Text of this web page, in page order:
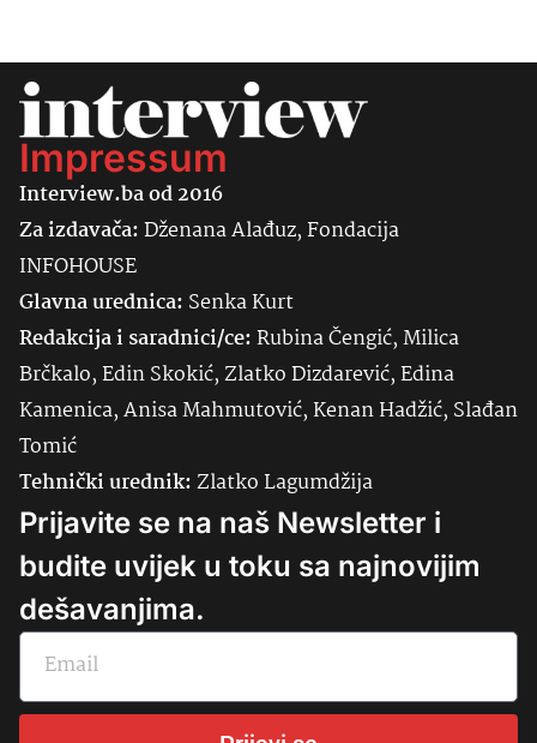
Impressum
Interview.ba od 2016
Za izdavača:Dženana Alađuz, Fondacija
INFOHOUSE
Glavna urednica: SenkaKurt
Redakcija i saradnici/ce:Rubina Čengić, Milica
Brčkalo, Edin Skokić, Zlatko Dizdarević, Edina
Kamenica, Anisa Mahmutović, Kenan Hadžić, Slađan
Tomić
Tehnički urednik:Zlatko Lagumdžija
Prijavite se na naš Newsletter i
budite uvijek u toku sa najnovijim
dešavanjima.